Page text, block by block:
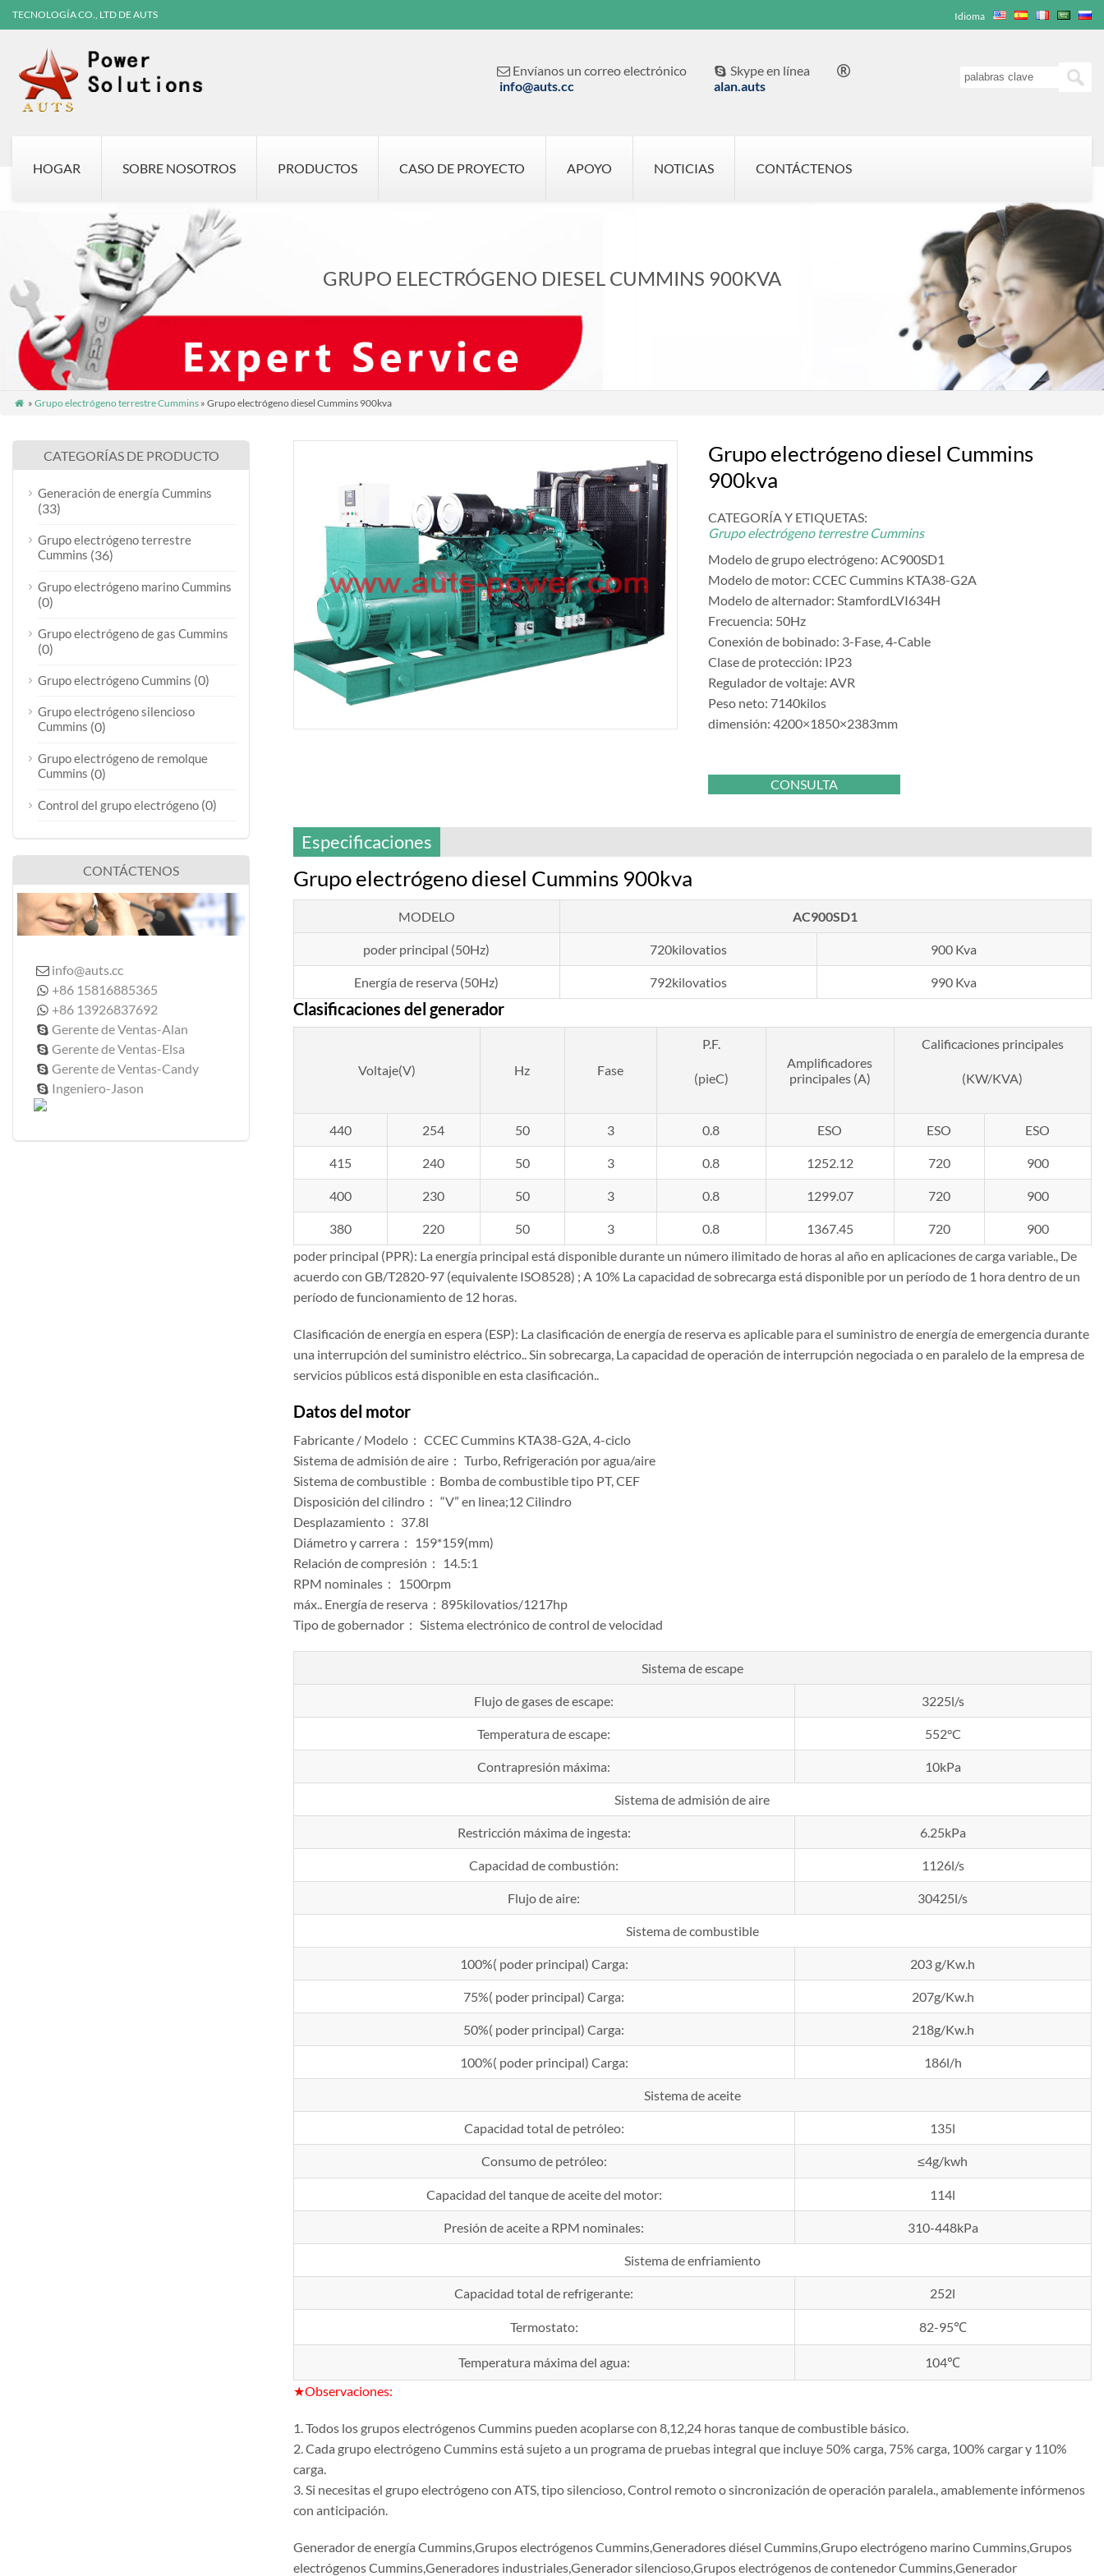
TECNOLOGÍA CO., LTD DE AUTS Idioma
 Envíanos un correo electrónico
info@auts.cc
 Skype en línea
alan.auts

HOGAR SOBRE NOSOTROS PRODUCTOS CASO DE PROYECTO APOYO NOTICIAS CONTÁCTENOS
GRUPO ELECTRÓGENO DIESEL CUMMINS 900KVA
 » Grupo electrógeno terrestre Cummins» Grupo electrógeno diesel Cummins 900kva
Grupo electrógeno diesel Cummins
900kva
CATEGORÍA Y ETIQUETAS:
Grupo electrógeno terrestre Cummins
Modelo de grupo electrógeno: AC900SD1
Modelo de motor: CCEC Cummins KTA38-G2A
Modelo de alternador: StamfordLVI634H
Frecuencia: 50Hz
Conexión de bobinado: 3-Fase, 4-Cable
Clase de protección: IP23
Regulador de voltaje: AVR
Peso neto: 7140kilos
dimensión: 4200×1850×2383mm
CONSULTA
Especificaciones
Grupo electrógeno diesel Cummins 900kva
MODELO AC900SD1
poder principal (50Hz) 720kilovatios 900 Kva
Energía de reserva (50Hz) 792kilovatios 990 Kva
Clasificaciones del generador
Voltaje(V) Hz Fase
P.F.
(pieC)
Amplificadores
principales (A)
Calificaciones principales
(KW/KVA)
440 254 50 3 0.8 ESO ESO ESO
415 240 50 3 0.8 1252.12 720 900
400 230 50 3 0.8 1299.07 720 900
380 220 50 3 0.8 1367.45 720
900
poder principal (PPR): La energía principal está disponible durante un número ilimitado de horas al año en aplicaciones de carga variable., De
acuerdo con GB/T2820-97 (equivalente ISO8528) ; A 10% La capacidad de sobrecarga está disponible por un período de 1 hora dentro de un
período de funcionamiento de 12 horas.
Clasificación de energía en espera (ESP): La clasificación de energía de reserva es aplicable para el suministro de energía de emergencia durante
una interrupción del suministro eléctrico.. Sin sobrecarga, La capacidad de operación de interrupción negociada o en paralelo de la empresa de
servicios públicos está disponible en esta clasificación..
Datos del motor
Fabricante / Modelo： CCEC Cummins KTA38-G2A, 4-ciclo
Sistema de admisión de aire： Turbo, Refrigeración por agua/aire
Sistema de combustible：Bomba de combustible tipo PT, CEF
Disposición del cilindro： “V” en linea;12 Cilindro
Desplazamiento： 37.8l
Diámetro y carrera： 159*159(mm)
Relación de compresión： 14.5:1
RPM nominales： 1500rpm
máx.. Energía de reserva：895kilovatios/1217hp
Tipo de gobernador： Sistema electrónico de control de velocidad
Sistema de escape
Flujo de gases de escape: 3225l/s
Temperatura de escape: 552°C
Contrapresión máxima: 10kPa
Sistema de admisión de aire
Restricción máxima de ingesta: 6.25kPa
Capacidad de combustión: 1126l/s
Flujo de aire: 30425l/s
Sistema de combustible
100%( poder principal) Carga: 203 g/Kw.h
75%( poder principal) Carga: 207g/Kw.h
50%( poder principal) Carga: 218g/Kw.h
100%( poder principal) Carga: 186l/h
Sistema de aceite
Capacidad total de petróleo: 135l
Consumo de petróleo: ≤4g/kwh
Capacidad del tanque de aceite del motor: 114l
Presión de aceite a RPM nominales: 310-448kPa
Sistema de enfriamiento
Capacidad total de refrigerante: 252l
Termostato: 82-95℃
Temperatura máxima del agua:
104℃
★Observaciones:
1. Todos los grupos electrógenos Cummins pueden acoplarse con 8,12,24 horas tanque de combustible básico.
2. Cada grupo electrógeno Cummins está sujeto a un programa de pruebas integral que incluye 50% carga, 75% carga, 100% cargar y 110%
carga.
3. Si necesitas el grupo electrógeno con ATS, tipo silencioso, Control remoto o sincronización de operación paralela., amablemente infórmenos
con anticipación.
Generador de energía Cummins,Grupos electrógenos Cummins,Generadores diésel Cummins,Grupo electrógeno marino Cummins,Grupos
electrógenos Cummins,Generadores industriales,Generador silencioso,Grupos electrógenos de contenedor Cummins,Generador
CATEGORÍAS DE PRODUCTO
Generación de energía Cummins
(33)
Grupo electrógeno terrestre
Cummins (36)
Grupo electrógeno marino Cummins
(0)
Grupo electrógeno de gas Cummins
(0)
Grupo electrógeno Cummins (0)
Grupo electrógeno silencioso
Cummins (0)
Grupo electrógeno de remolque
Cummins (0)
Control del grupo electrógeno (0)
CONTÁCTENOS
 info@auts.cc
 +86 15816885365
 +86 13926837692
 Gerente de Ventas-Alan
 Gerente de Ventas-Elsa
 Gerente de Ventas-Candy
 Ingeniero-Jason